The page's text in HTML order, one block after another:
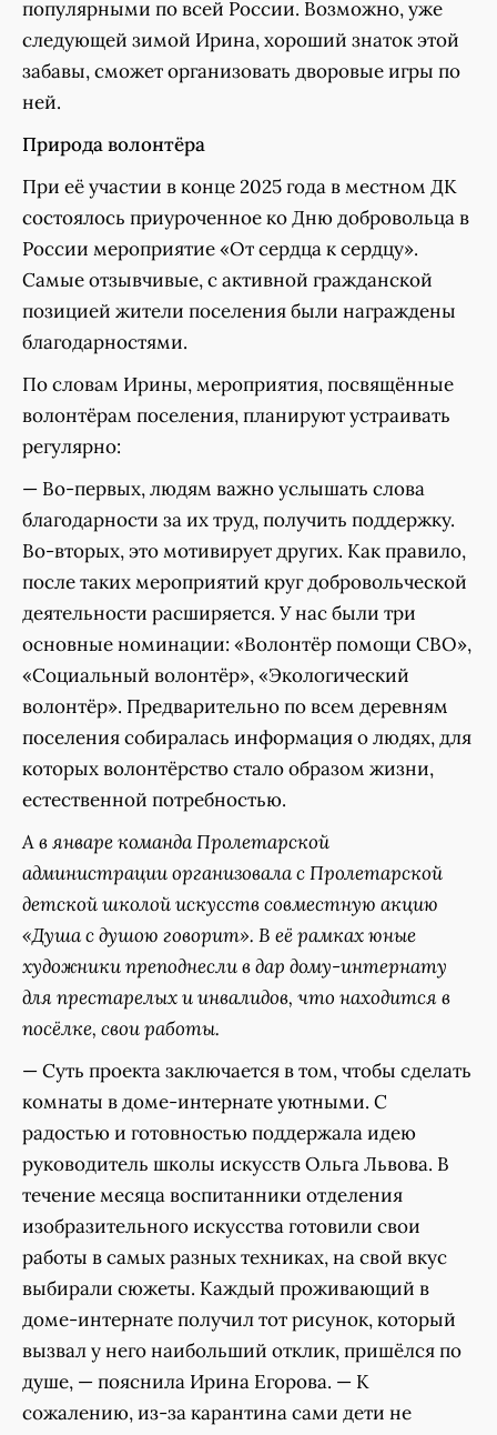
популярными по всей России. Возможно, уже
следующей зимой Ирина, хороший знаток этой
забавы, сможет организовать дворовые игры по
ней.
Природа волонтёра
При её участии в конце 2025 года в местном ДК
состоялось приуроченное ко Дню добровольца в
России мероприятие «От сердца к сердцу».
Самые отзывчивые, с активной гражданской
позицией жители поселения были награждены
благодарностями.
По словам Ирины, мероприятия, посвящённые
волонтёрам поселения, планируют устраивать
регулярно:
— Во-первых, людям важно услышать слова
благодарности за их труд, получить поддержку.
Во-вторых, это мотивирует других. Как правило,
после таких мероприятий круг добровольческой
деятельности расширяется. У нас были три
основные номинации: «Волонтёр помощи СВО»,
«Социальный волонтёр», «Экологический
волонтёр». Предварительно по всем деревням
поселения собиралась информация о людях, для
которых волонтёрство стало образом жизни,
естественной потребностью.
А в январе команда Пролетарской
администрации организовала с Пролетарской
детской школой искусств совместную акцию
«Душа с душою говорит». В её рамках юные
художники преподнесли в дар дому-интернату
для престарелых и инвалидов, что находится в
посёлке, свои работы.
— Суть проекта заключается в том, чтобы сделать
комнаты в доме-интернате уютными. С
радостью и готовностью поддержала идею
руководитель школы искусств Ольга Львова. В
течение месяца воспитанники отделения
изобразительного искусства готовили свои
работы в самых разных техниках, на свой вкус
выбирали сюжеты. Каждый проживающий в
доме-интернате получил тот рисунок, который
вызвал у него наибольший отклик, пришёлся по
душе, — пояснила Ирина Егорова. — К
сожалению, из-за карантина сами дети не